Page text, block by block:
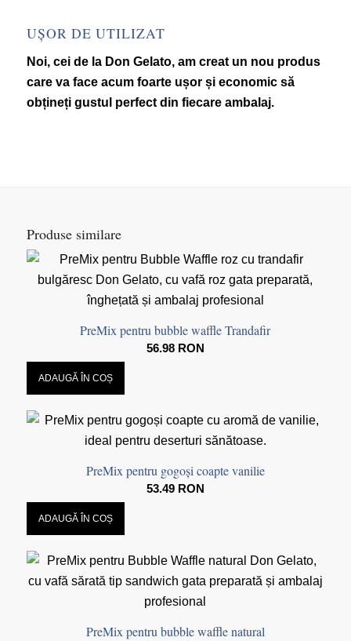
UȘOR DE UTILIZAT
Noi, cei de la Don Gelato, am creat un nou produs
care va face acum foarte ușor și economic să
obțineți gustul perfect din fiecare ambalaj.
Produse similare
PreMix pentru bubble waffle Trandafir
56.98 RON
ADAUGĂ ÎN COȘ
PreMix pentru gogoși coapte vanilie
53.49 RON
ADAUGĂ ÎN COȘ
PreMix pentru bubble waffle natural